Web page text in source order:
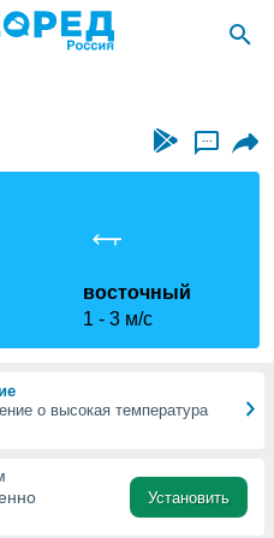
...
восточный
1
3 м/с
о высокая температура
Установить